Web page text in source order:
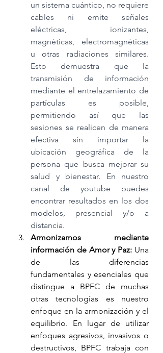
un sistema cuántico, no requiere
cables ni emite señales
eléctricas, ionizantes,
magnéticas, electromagnéticas
u otras radiaciones similares.
Esto demuestra que la
transmisión de información
mediante el entrelazamiento de
partículas es posible,
permitiendo así que las
sesiones se realicen de manera
efectiva sin importar la
ubicación geográfica de la
persona que busca mejorar su
salud y bienestar. En nuestro
canal de youtube puedes
encontrar resultados en los dos
modelos, presencial y/o a
distancia.
Armonizamos mediante
información de Amor y Paz: Una
de las diferencias
fundamentales y esenciales que
distingue a BPFC de muchas
otras tecnologías es nuestro
enfoque en la armonización y el
equilibrio. En lugar de utilizar
enfoques agresivos, invasivos o
destructivos, BPFC trabaja con